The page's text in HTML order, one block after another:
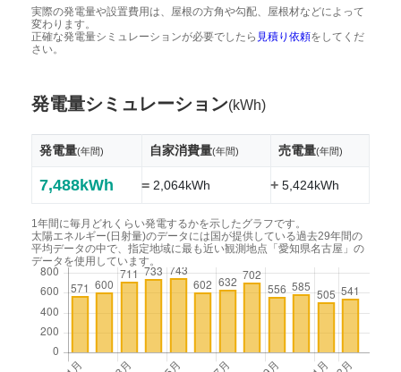
実際の発電量や設置費用は、屋根の方角や勾配、屋根材などによって
変わります。
正確な発電量シミュレーションが必要でしたら 見積り依頼をしてくだ
さい。
発電量シミュレーション(kWh)
発電量(年間) 自家消費量(年間) 売電量(年間)
7,488kWh =2,064kWh +5,424kWh
1年間に毎月どれくらい発電するかを示したグラフです。
太陽エネルギー(日射量)のデータには国が提供している過去29年間の
平均データの中で、指定地域に最も近い観測地点「愛知県名古屋」の
データを使用しています。